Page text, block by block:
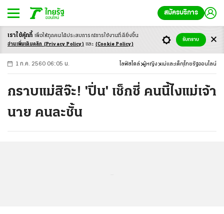
สมัครบริการ
-ก ก ก+
1 ก.ค. 2560 06:05 น. ไลฟ์สไตล์ ผู้หญิง แม่และเด็ก ไทยรัฐออนไลน์
กราบแม่สิจ๊ะ! 'ปิ่น' เซ็กซี่ คนนี้ไงแม่เจ้า
นาย คนละชั้น
เราใช้คุ้กกี้ เพื่อให้ทุกคนได้ประสบการณ์การใช้งานที่ดียิ่งขึ้น
อ่านเพิ่มเติมคลิก (Privacy Policy) และ (Cookie Policy)
รับทราบ